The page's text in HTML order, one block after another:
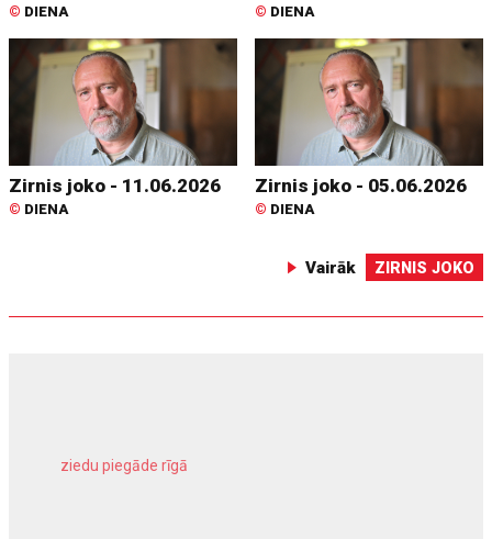
© DIENA © DIENA
Zirnis joko - 11.06.2026
© DIENA
Zirnis joko - 05.06.2026
© DIENA
Vairāk ZIRNIS JOKO
ziedu piegāde rīgā